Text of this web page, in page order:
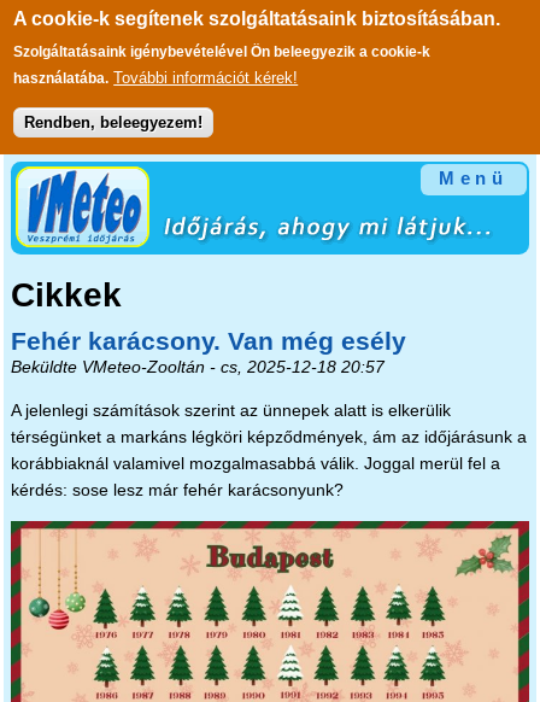
A cookie-k segítenek szolgáltatásaink biztosításában.
Szolgáltatásaink igénybevételével Ön beleegyezik a cookie-k
használatába. További információt kérek!
Rendben, beleegyezem!
Ugrás a tartalomra
Menü
Cikkek
Fehér karácsony. Van még esély
Beküldte VMeteo-Zooltán- cs, 2025-12-18 20:57
A jelenlegi számítások szerint az ünnepek alatt is elkerülik
térségünket a markáns légköri képződmények, ám az időjárásunk a
korábbiaknál valamivel mozgalmasabbá válik. Joggal merül fel a
kérdés: sose lesz már fehér karácsonyunk?